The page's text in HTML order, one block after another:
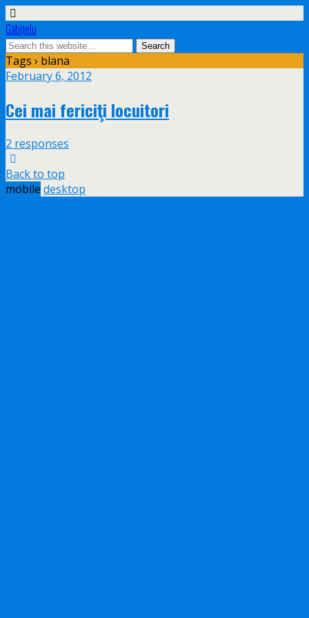
Găbiţelu
Tags › blana
February 6, 2012
Cei mai fericiţi locuitori
2 responses
Back to top
mobile desktop